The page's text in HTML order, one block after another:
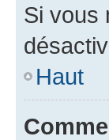
Si vous
Haut